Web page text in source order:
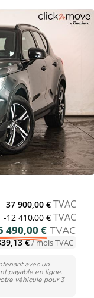
37 900,00 € TVAC
-12 410,00 € TVAC
490,00 € TVAC
€/ mois TVAC
avec un
payable en ligne.
véhicule pour 3